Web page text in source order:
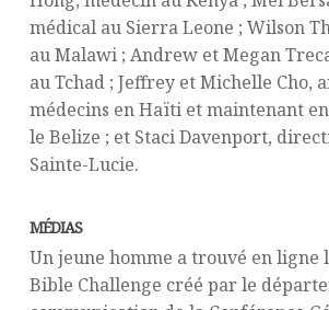
médical au Sierra Leone ; Wilson
au Malawi ; Andrew et Megan
au Tchad ; Jeffrey et Michelle Cho,
médecins en Haïti et maintenant
le Belize ; et Staci Davenport,
Sainte-Lucie.
MÉDIAS
Un jeune homme a trouvé en ligne
Bible Challenge créé par le